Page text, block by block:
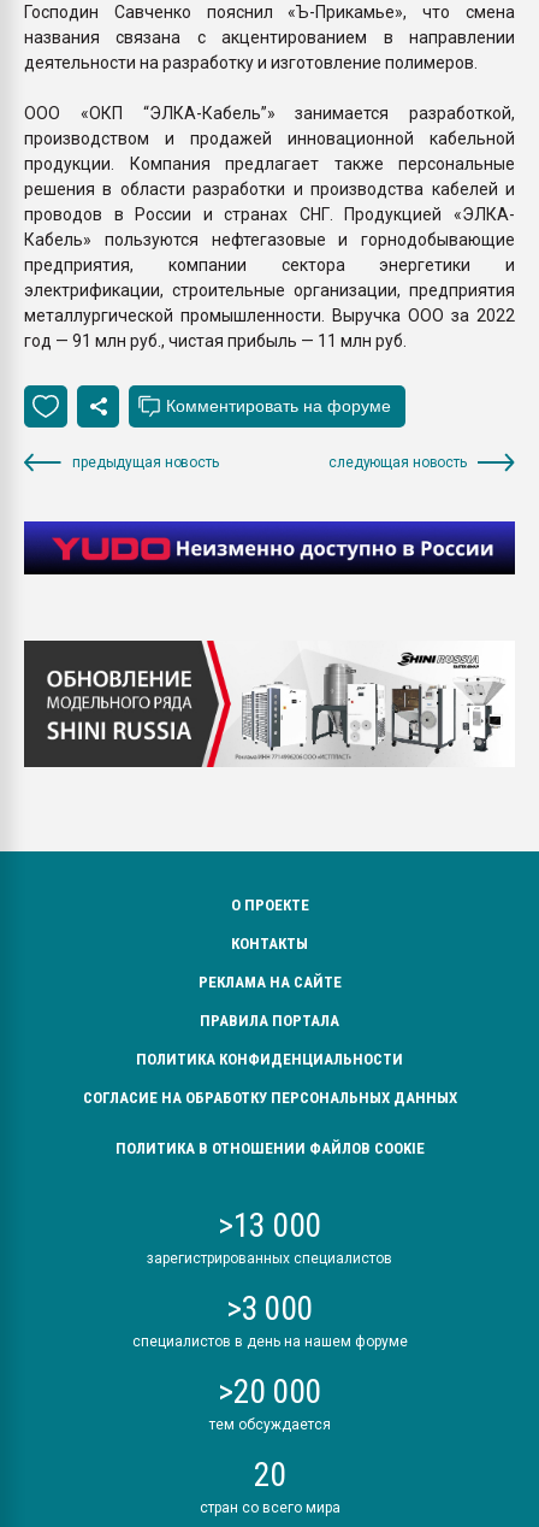
Господин Савченко пояснил «Ъ-Прикамье», что смена
названия связана с акцентированием в направлении
деятельности на разработку и изготовление полимеров.
ООО «ОКП “ЭЛКА-Кабель”» занимается разработкой,
производством и продажей инновационной кабельной
продукции. Компания предлагает также персональные
решения в области разработки и производства кабелей и
проводов в России и странах СНГ. Продукцией «ЭЛКА-
Кабель» пользуются нефтегазовые и горнодобывающие
предприятия, компании сектора энергетики и
электрификации, строительные организации, предприятия
металлургической промышленности. Выручка ООО за 2022
год — 91 млн руб., чистая прибыль — 11 млн руб.
предыдущая новость следующая новость
О ПРОЕКТЕ
КОНТАКТЫ
РЕКЛАМА НА САЙТЕ
ПРАВИЛА ПОРТАЛА
ПОЛИТИКА КОНФИДЕНЦИАЛЬНОСТИ
СОГЛАСИЕ НА ОБРАБОТКУ ПЕРСОНАЛЬНЫХ ДАННЫХ
ПОЛИТИКА В ОТНОШЕНИИ ФАЙЛОВ COOKIE
>13 000
зарегистрированных специалистов
>3 000
специалистов в день на нашем форуме
>20 000
тем обсуждается
20
стран со всего мира